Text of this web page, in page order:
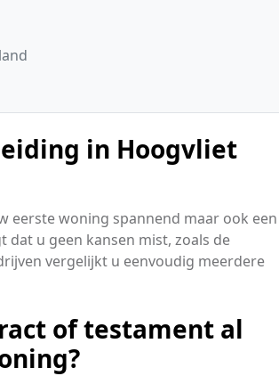
in Hoogvliet
eerste woning spannend maar ook een
u geen kansen mist, zoals de
vergelijkt u eenvoudig meerdere
of testament al